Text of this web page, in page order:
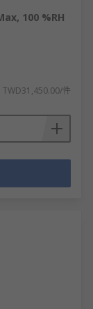
100 %RH
TWD31,450.00/件